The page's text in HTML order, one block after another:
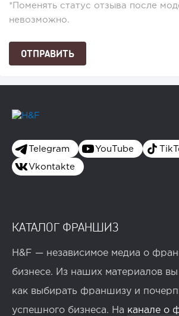
*Поменять статус отзыва после
невозможно.
Telegram YouTube
Vkontakte
КАТАЛОГ ФРАНШИЗ
H&F — независимое медиа о
бизнесе. Из наших материалов
как выбирать франшизу и
успешного бизнеса. На канале о